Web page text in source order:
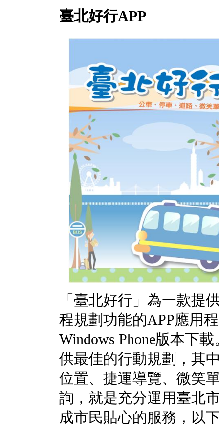
臺北好行APP
「臺北好行」為一款提
程規劃功能的APP應用
Windows Phone版本下
供最佳的行動規劃，其
位置、捷運導覽、微笑
詢，就是充分運用臺北
成市民貼心的服務，以